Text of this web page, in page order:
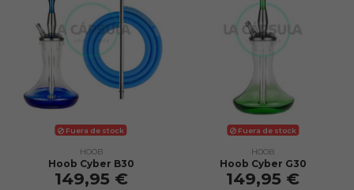
Fuera de stock
HOOB
Hoob Cyber B30
149,95 €
Fuera de stock
HOOB
Hoob Cyber G30
149,95 €